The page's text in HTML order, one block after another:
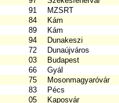
91
MZSRT
84
Kám
89
Kám
94
Dunakeszi
72
Dunaújváros
03
Budapest
66
Gyál
75
Mosonmagyaróvár
83
Pécs
05
Kaposvár